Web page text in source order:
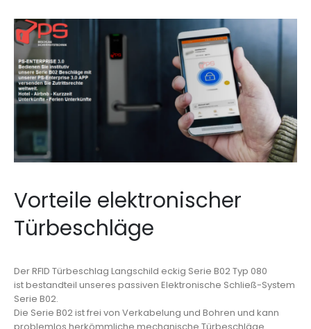
Gruppenschließungen.
Sofortige Sperrung verlorener Schlüssel.
Elektronische Schlüssel sind nicht kopierbar.
Besondere, zerstörungsfreie Öffnungsmethoden für
Mechanikzylinder, z.B. Schlagpicking, sind bei
elektronischen Lösungen nicht möglich.
Mögliche Anbindung an weitere Systeme, wie
Zeiterfassungen und Abrechnungssysteme.
Kurze Lieferzeiten für Neuanlagen und Ersatzanlagen
oder für Nachlieferung von Komponenten
Vorteile elektronischer
Türbeschläge
Der RFID Türbeschlag Langschild eckig Serie B02 Typ 080
ist bestandteil unseres passiven Elektronische Schließ-System
Serie B02.
Die Serie B02 ist frei von Verkabelung und Bohren und kann